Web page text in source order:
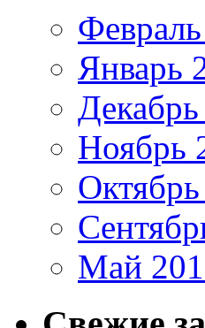
Январь
Ноябрь
Май